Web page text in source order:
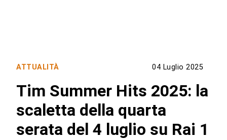
ATTUALITÀ 04 Luglio 2025
Tim Summer Hits 2025: la
scaletta della quarta
serata del 4 luglio su Rai 1